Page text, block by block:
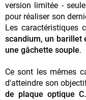
version limitée -
pour réaliser son
Les caractéristiques
scandium, un barillet
une gâchette souple.
Ce sont les mêmes
d'atteindre son
de plaque optique